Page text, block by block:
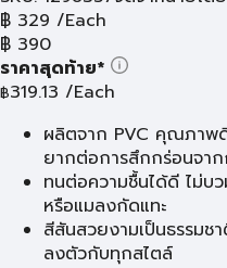
฿ 329 /Each
฿ 390
ราคาสุดท้าย*
฿319.13 /Each
ผลิตจาก PVC คุณภาพ
ยากต่อการสึกกร่อนจาก
ทนต่อความชื้นได้ดี ไม่บ
หรือแมลงกัดแทะ
สีสันสวยงามเป็นธรรมช
ลงตัวกับทุกสไตล์